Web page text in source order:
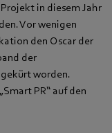
in diesem Jahr
Vor wenigen
den Oscar der
der
worden.
PR“ auf den